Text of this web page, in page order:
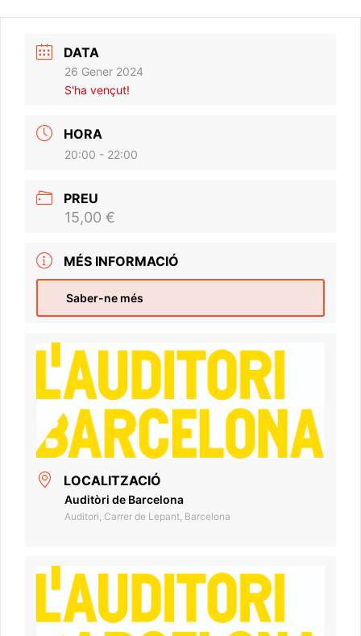
DATA
26 Gener 2024
S'ha vençut!
HORA
20:00 - 22:00
PREU
15,00 €
MÉS INFORMACIÓ
Saber-ne més
LOCALITZACIÓ
Auditòri de Barcelona
Auditori, Carrer de Lepant, Barcelona